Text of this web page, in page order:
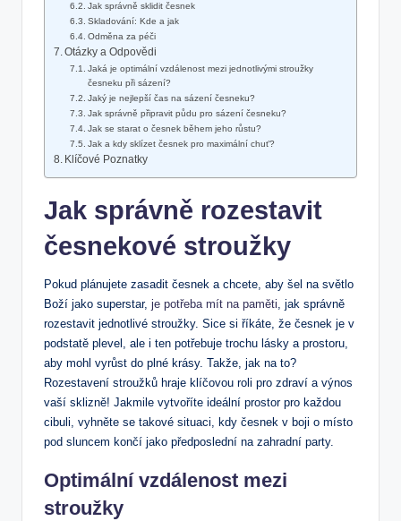
Jak správně sklidit česnek
Skladování: Kde a jak
Odměna za péči
Otázky a Odpovědi
Jaká je optimální vzdálenost mezi jednotlivými stroužky
česneku při sázení?
Jaký je nejlepší čas na sázení česneku?
Jak správně připravit půdu pro sázení česneku?
Jak se starat o česnek během jeho růstu?
Jak a kdy sklízet česnek pro maximální chuť?
Klíčové Poznatky
Jak správně rozestavit
česnekové stroužky
Pokud plánujete zasadit česnek a chcete, aby šel na světlo
Boží jako superstar, je potřeba mít na paměti, jak správně
rozestavit jednotlivé stroužky. Sice si říkáte, že česnek je v
podstatě plevel, ale i ten potřebuje trochu lásky a prostoru,
aby mohl vyrůst do plné krásy. Takže, jak na to?
Rozestavení stroužků hraje klíčovou roli pro zdraví a výnos
vaší sklizně! Jakmile vytvoříte ideální prostor pro každou
cibuli, vyhněte se takové situaci, kdy česnek v boji o místo
pod sluncem končí jako předposlední na zahradní party.
Optimální vzdálenost mezi
stroužky